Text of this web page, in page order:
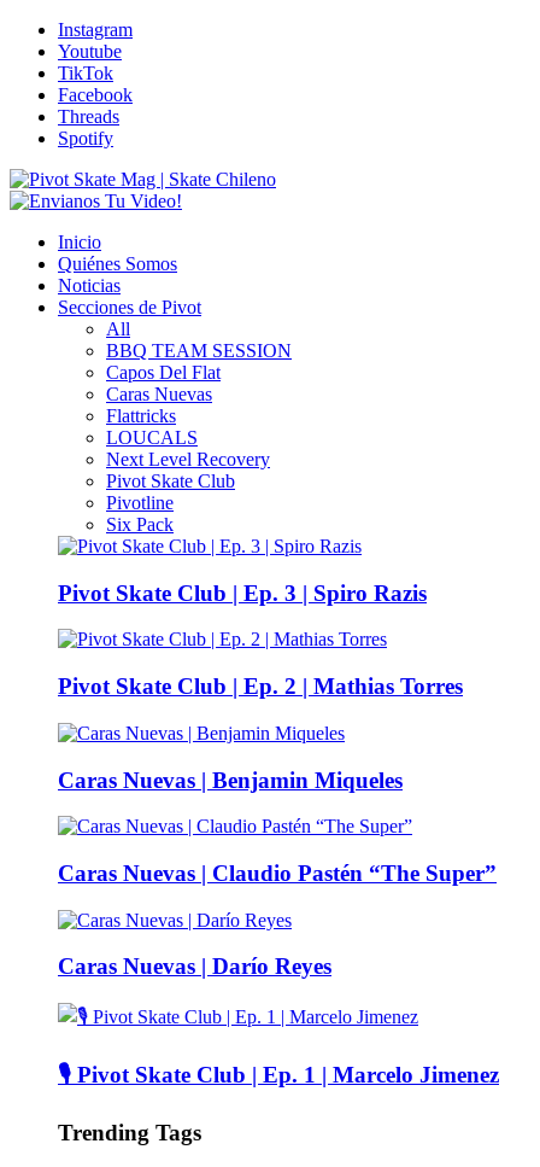
Instagram
Youtube
TikTok
Facebook
Threads
Spotify
Inicio
Quiénes Somos
Noticias
Secciones de Pivot
All
BBQ TEAM SESSION
Capos Del Flat
Caras Nuevas
Flattricks
LOUCALS
Next Level Recovery
Pivot Skate Club
Pivotline
Six Pack
Pivot Skate Club | Ep. 3 | Spiro Razis
Pivot Skate Club | Ep. 2 | Mathias Torres
Caras Nuevas | Benjamin Miqueles
Caras Nuevas | Claudio Pastén “The Super”
Caras Nuevas | Darío Reyes
🎙️ Pivot Skate Club | Ep. 1 | Marcelo Jimenez
Trending Tags